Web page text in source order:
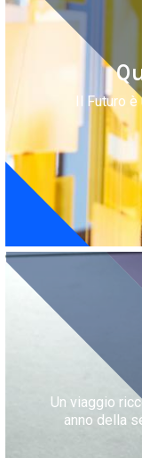
Il Futuro
Un viaggio
anno della